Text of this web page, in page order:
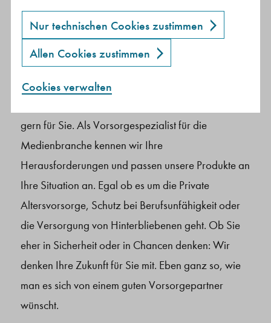
Mitarbeiter und Freelancer.
Als freie*r Mitarbeiter*in oder Freelancer sind Sie
unabhängig – aber müssen sich auch selbstständig
um Ihre Vorsorge kümmern. Umso besser, dass Sie
gern für Sie. Als Vorsorgespezialist für die
Medienbranche kennen wir Ihre
Herausforderungen und passen unsere Produkte an
Ihre Situation an. Egal ob es um die Private
Altersvorsorge, Schutz bei Berufsunfähigkeit oder
die Versorgung von Hinterbliebenen geht. Ob Sie
eher in Sicherheit oder in Chancen denken: Wir
denken Ihre Zukunft für Sie mit. Eben ganz so, wie
man es sich von einem guten Vorsorgepartner
wünscht.
Nur technischen Cookies zustimmen
Allen Cookies zustimmen
Cookies verwalten